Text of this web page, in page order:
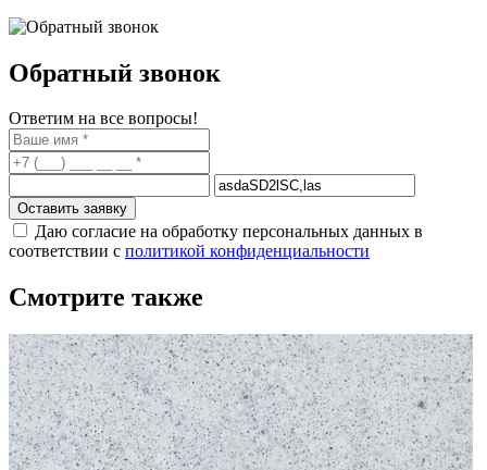
Обратный звонок
Ответим на все вопросы!
Оставить заявку
Даю согласие на обработку персональных данных в
соответствии с политикой конфиденциальности
Смотрите также